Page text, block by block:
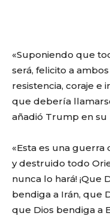
«Suponiendo que
será, felicito a
resistencia, coraje e
que debería llamarse
añadió Trump en su
«Esta es una
y destruido todo
nunca lo hará! ¡Que
bendiga a Irán, que
que Dios bendiga a